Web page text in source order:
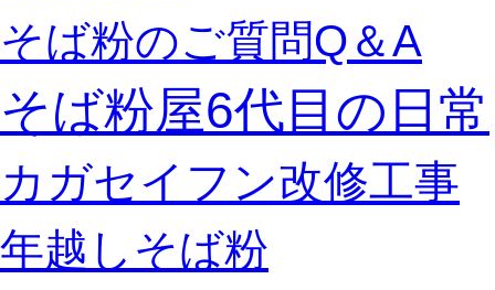
そば粉のご質問Q＆A
そば粉屋6代目の日常
カガセイフン改修工事
年越しそば粉